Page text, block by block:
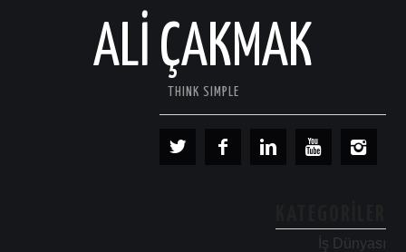
ALI ÇAKMAK
THINK SIMPLE
İş Dünyası